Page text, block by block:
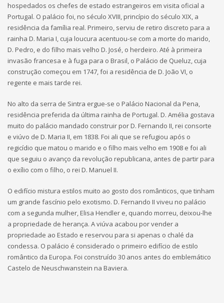
hospedados os chefes de estado estrangeiros em visita oficial a
Portugal. O palácio foi, no século XVIII, princípio do século XIX, a
residência da família real. Primeiro, serviu de retiro discreto para a
rainha D. Maria I, cuja loucura acentuou-se com a morte do marido,
D. Pedro, e do filho mais velho D. José, o herdeiro. Até à primeira
invasão francesa e à fuga para o Brasil, o Palácio de Queluz, cuja
construção começou em 1747, foi a residência de D. João VI, o
regente e mais tarde rei.
No alto da serra de Sintra ergue-se o Palácio Nacional da Pena,
residência preferida da última rainha de Portugal. D. Amélia gostava
muito do palácio mandado construir por D. Fernando II, rei consorte
e viúvo de D. Maria II, em 1838. Foi ali que se refugiou após o
regicídio que matou o marido e o filho mais velho em 1908 e foi ali
que seguiu o avanço da revolução republicana, antes de partir para
o exílio com o filho, o rei D. Manuel II.
O edifício mistura estilos muito ao gosto dos românticos, que tinham
um grande fascínio pelo exotismo. D. Fernando II viveu no palácio
com a segunda mulher, Elisa Hendler e, quando morreu, deixou-lhe
a propriedade de herança. A viúva acabou por vender a
propriedade ao Estado e reservou para si apenas o chalé da
condessa. O palácio é considerado o primeiro edifício de estilo
romântico da Europa. Foi construído 30 anos antes do emblemático
Castelo de Neuschwanstein na Baviera.